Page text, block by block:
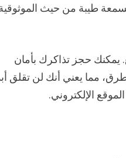
تتمتع شركة الطيران بسمعة طيبة من حيث
يمكنك حجز تذاكرك بأمان
مما يعني أنك لن تقلق